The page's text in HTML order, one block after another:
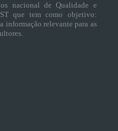
nacional de Qualidade e
que tem como objetivo:
informação relevante para as